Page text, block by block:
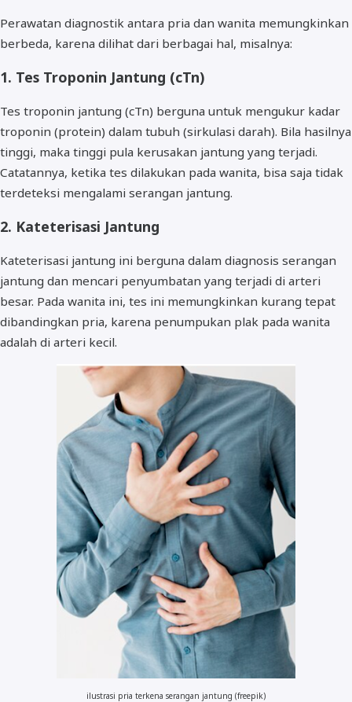
Perawatan diagnostik antara pria dan wanita memungkinkan
berbeda, karena dilihat dari berbagai hal, misalnya:
1. Tes Troponin Jantung (cTn)
Tes troponin jantung (cTn) berguna untuk mengukur kadar
troponin (protein) dalam tubuh (sirkulasi darah). Bila hasilnya
tinggi, maka tinggi pula kerusakan jantung yang terjadi.
Catatannya, ketika tes dilakukan pada wanita, bisa saja tidak
terdeteksi mengalami serangan jantung.
2. Kateterisasi Jantung
Kateterisasi jantung ini berguna dalam diagnosis serangan
jantung dan mencari penyumbatan yang terjadi di arteri
besar. Pada wanita ini, tes ini memungkinkan kurang tepat
dibandingkan pria, karena penumpukan plak pada wanita
adalah di arteri kecil.
ilustrasi pria terkena serangan jantung (freepik)